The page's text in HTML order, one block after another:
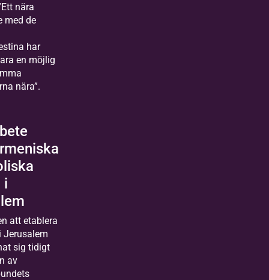
nära
med de
har
en möjlig
nära”.
i
att etablera
Jerusalem
sig tidigt
av